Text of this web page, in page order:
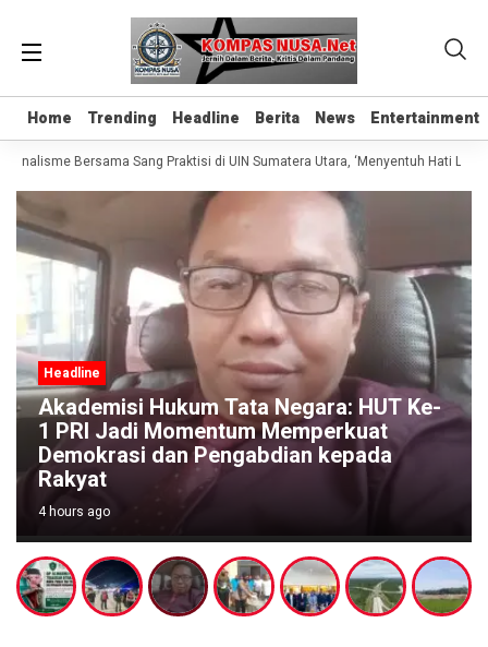
Home Trending Headline Berita News Entertainment
Home Trending Headline Berita News Entertainment
Bersama Sang Praktisi di UIN Sumatera Utara, ‘Menyentuh Hati Lewat
Headline
Akademisi Hukum Tata Negara: HUT Ke-
1 PRI Jadi Momentum Memperkuat
Demokrasi dan Pengabdian kepada
Rakyat
4 hours ago